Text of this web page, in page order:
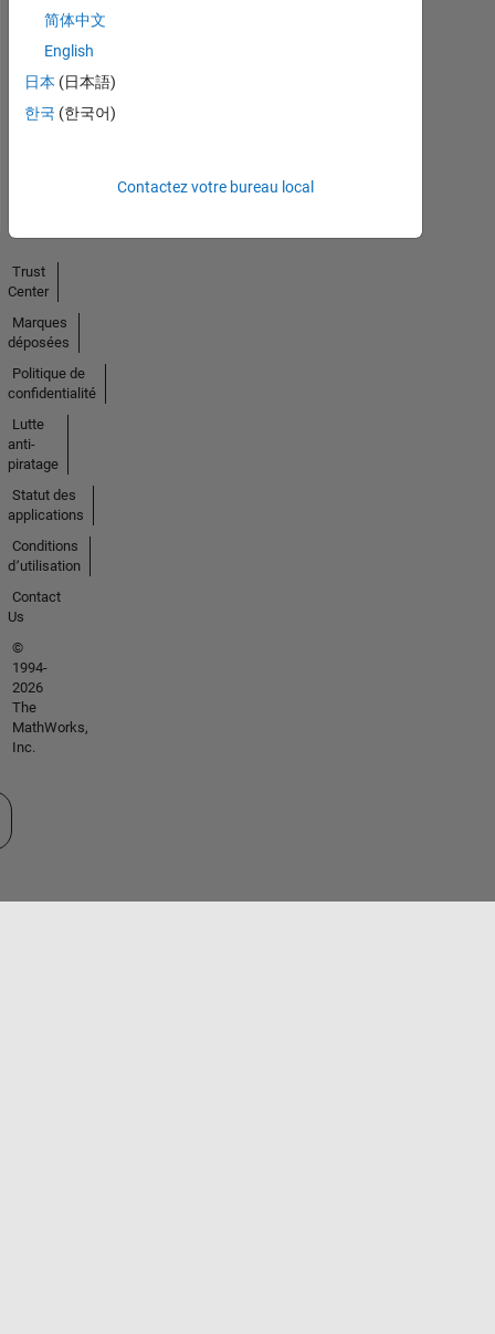
No
Endorsements
received
简体中文
English
日本 (日本語)
한국 (한국어)
Contactez votre bureau local
Trust
Center
Marques
déposées
Politique de
confidentialité
Lutte
anti-
piratage
Statut des
applications
Conditions
d՚utilisation
Contact
Us
©
1994-
2026
The
MathWorks,
Inc.
un site web